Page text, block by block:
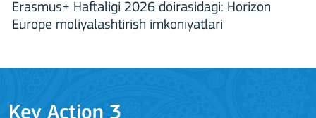
Erasmus+ Haftaligi 2026 doirasidagi: Horizon
Europe moliyalashtirish imkoniyatlari
Key Action 3